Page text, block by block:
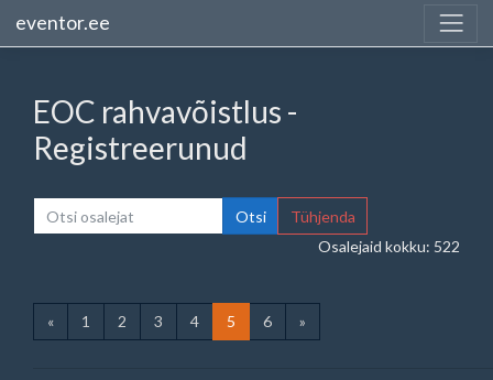
eventor.ee
EOC rahvavõistlus -
Registreerunud
Otsi
Tühjenda
Osalejaid kokku: 522
« 1 2 3 4 5 6 »